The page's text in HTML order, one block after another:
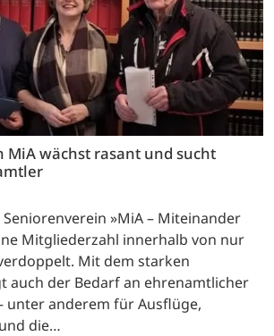
MiA wächst rasant und sucht
»MiA – Miteinander
Mitgliederzahl innerhalb von nur
Mit dem starken
auch der Bedarf an ehrenamtlicher
unter anderem für Ausflüge,
die…